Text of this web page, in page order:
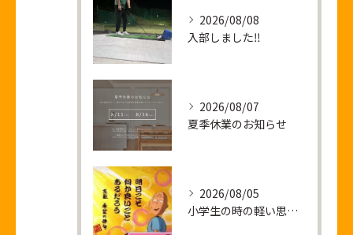
2026/08/08
入部しました‼
2026/08/07
夏季休業のお知らせ
2026/08/05
小学生の時の軽い思い出話し